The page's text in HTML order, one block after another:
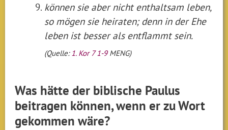
können sie aber nicht enthaltsam leben,
so mögen sie heiraten; denn in der Ehe
leben ist besser als entflammt sein.
(Quelle:1. Kor 7 1-9MENG)
Was hätte der biblische Paulus
beitragen können, wenn er zu Wort
gekommen wäre?